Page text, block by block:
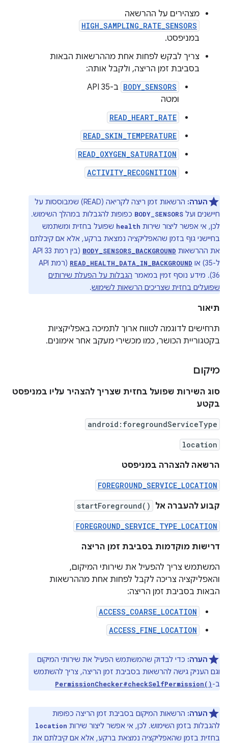
מצהירים על ההרשאה
HIGH_SAMPLING_RATE_SENSORS
במניפסט.
צריך לבקש לפחות אחת מההרשאות הבאות
בסביבת זמן הריצה, ולקבל אותה:
BODY_SENSORS
ב-API 35
ומטה
READ_HEART_RATE
READ_SKIN_TEMPERATURE
READ_OXYGEN_SATURATION
ACTIVITY_RECOGNITION
הערה:
הרשאות זמן ריצה לקריאה (READ) שמבוססות על
חיישנים ועל BODY_SENSORS כפופות להגבלות במהלך השימוש.
לכן, אי אפשר ליצור שירות health שפועל בחזית ומשתמש
בחיישני גוף בזמן שהאפליקציה נמצאת ברקע, אלא אם קיבלתם
את ההרשאות BODY_SENSORS_BACKGROUND
(בין רמת API 33
ל-35) או
READ_HEALTH_DATA_IN_BACKGROUND
(רמת API
36). מידע נוסף זמין במאמר
הגבלות על הפעלת שירותים
שפועלים בחזית שצריכים הרשאות לשימוש.
תיאור
תרחישים לדוגמה לטווח ארוך לתמיכה באפליקציות
בקטגוריית הכושר, כמו מכשירי מעקב אחר אימונים.
מיקום
סוג השירות שפועל בחזית שצריך להצהיר עליו במניפסט
בקטע
android:foregroundServiceType
location
הרשאה להצהרה במניפסט
FOREGROUND_SERVICE_LOCATION
קבוע להעברה אל startForeground()
FOREGROUND_SERVICE_TYPE_LOCATION
דרישות מוקדמות בסביבת זמן הריצה
המשתמש צריך להפעיל את שירותי המיקום,
והאפליקציה צריכה לקבל לפחות אחת מההרשאות
הבאות בסביבת זמן הריצה:
ACCESS_COARSE_LOCATION
ACCESS_FINE_LOCATION
הערה: כדי לבדוק שהמשתמש הפעיל את שירותי המיקום
וגם העניק גישה להרשאות בסביבת זמן הריצה, צריך להשתמש
ב-PermissionChecker#checkSelfPermission()
הערה: הרשאות המיקום בסביבת זמן הריצה כפופות
להגבלות בזמן השימוש. לכן, אי אפשר ליצור שירות location
בחזית בזמן שהאפליקציה נמצאת ברקע, אלא אם קיבלתם את